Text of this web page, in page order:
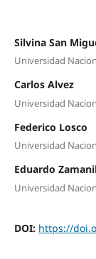
Silvina San
Universidad
Carlos Alvez
Universidad
Federico Losco
Universidad
Eduardo
Universidad
DOI: https://